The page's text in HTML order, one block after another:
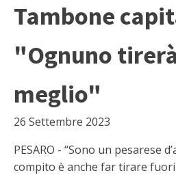
Tambone
"Ognuno
meglio"
26 Settembre 2023
PESARO - “Sono un pesarese
compito è anche far tirare